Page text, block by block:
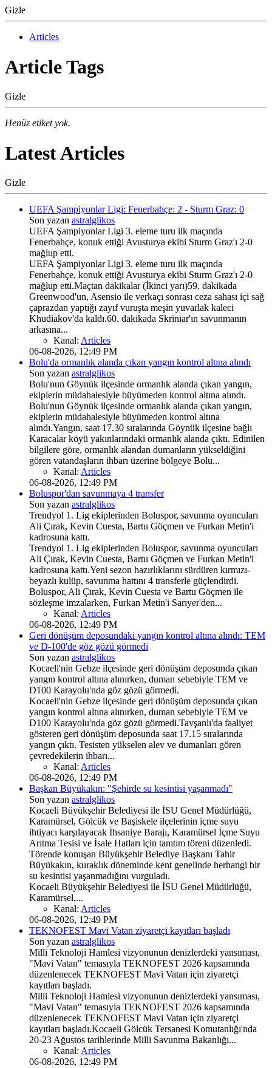
Gizle
Articles
Article Tags
Gizle
Henüz etiket yok.
Latest Articles
Gizle
UEFA Şampiyonlar Ligi: Fenerbahçe: 2 - Sturm Graz: 0
Son yazan astralglikos
UEFA Şampiyonlar Ligi 3. eleme turu ilk maçında
Fenerbahçe, konuk ettiği Avusturya ekibi Sturm Graz'ı 2-0
mağlup etti.
UEFA Şampiyonlar Ligi 3. eleme turu ilk maçında
Fenerbahçe, konuk ettiği Avusturya ekibi Sturm Graz'ı 2-0
mağlup etti.Maçtan dakikalar (İkinci yarı)59. dakikada
Greenwood'un, Asensio ile verkaçı sonrası ceza sahası içi sağ
çaprazdan yaptığı zayıf vuruşta meşin yuvarlak kaleci
Khudiakov'da kaldı.60. dakikada Skriniar'ın savunmanın
arkasına...
Kanal: Articles
06-08-2026, 12:49 PM
Bolu'da ormanlık alanda çıkan yangın kontrol altına alındı
Son yazan astralglikos
Bolu'nun Göynük ilçesinde ormanlık alanda çıkan yangın,
ekiplerin müdahalesiyle büyümeden kontrol altına alındı.
Bolu'nun Göynük ilçesinde ormanlık alanda çıkan yangın,
ekiplerin müdahalesiyle büyümeden kontrol altına
alındı.Yangın, saat 17.30 sıralarında Göynük ilçesine bağlı
Karacalar köyü yakınlarındaki ormanlık alanda çıktı. Edinilen
bilgilere göre, ormanlık alandan dumanların yükseldiğini
gören vatandaşların ihbarı üzerine bölgeye Bolu...
Kanal: Articles
06-08-2026, 12:49 PM
Boluspor'dan savunmaya 4 transfer
Son yazan astralglikos
Trendyol 1. Lig ekiplerinden Boluspor, savunma oyuncuları
Ali Çırak, Kevin Cuesta, Bartu Göçmen ve Furkan Metin'i
kadrosuna kattı.
Trendyol 1. Lig ekiplerinden Boluspor, savunma oyuncuları
Ali Çırak, Kevin Cuesta, Bartu Göçmen ve Furkan Metin'i
kadrosuna kattı.Yeni sezon hazırlıklarını sürdüren kırmızı-
beyazlı kulüp, savunma hattını 4 transferle güçlendirdi.
Boluspor, Ali Çırak, Kevin Cuesta ve Bartu Göçmen ile
sözleşme imzalarken, Furkan Metin'i Sarıyer'den...
Kanal: Articles
06-08-2026, 12:49 PM
Geri dönüşüm deposundaki yangın kontrol altına alındı: TEM
ve D-100'de göz gözü görmedi
Son yazan astralglikos
Kocaeli'nin Gebze ilçesinde geri dönüşüm deposunda çıkan
yangın kontrol altına alınırken, duman sebebiyle TEM ve
D100 Karayolu'nda göz gözü görmedi.
Kocaeli'nin Gebze ilçesinde geri dönüşüm deposunda çıkan
yangın kontrol altına alınırken, duman sebebiyle TEM ve
D100 Karayolu'nda göz gözü görmedi.Tavşanlı'da faaliyet
gösteren geri dönüşüm deposunda saat 17.15 sıralarında
yangın çıktı. Tesisten yükselen alev ve dumanları gören
çevredekilerin ihbarı...
Kanal: Articles
06-08-2026, 12:49 PM
Başkan Büyükakın: "Şehirde su kesintisi yaşanmadı"
Son yazan astralglikos
Kocaeli Büyükşehir Belediyesi ile İSU Genel Müdürlüğü,
Karamürsel, Gölcük ve Başiskele ilçelerinin içme suyu
ihtiyacı karşılayacak İhsaniye Barajı, Karamürsel İçme Suyu
Arıtma Tesisi ve İsale Hatları için tanıtım töreni düzenledi.
Törende konuşan Büyükşehir Belediye Başkanı Tahir
Büyükakın, kuraklık döneminde kent genelinde herhangi bir
su kesintisi yaşanmadığını vurguladı.
Kocaeli Büyükşehir Belediyesi ile İSU Genel Müdürlüğü,
Karamürsel,...
Kanal: Articles
06-08-2026, 12:49 PM
TEKNOFEST Mavi Vatan ziyaretçi kayıtları başladı
Son yazan astralglikos
Milli Teknoloji Hamlesi vizyonunun denizlerdeki yansıması,
"Mavi Vatan" temasıyla TEKNOFEST 2026 kapsamında
düzenlenecek TEKNOFEST Mavi Vatan için ziyaretçi
kayıtları başladı.
Milli Teknoloji Hamlesi vizyonunun denizlerdeki yansıması,
"Mavi Vatan" temasıyla TEKNOFEST 2026 kapsamında
düzenlenecek TEKNOFEST Mavi Vatan için ziyaretçi
kayıtları başladı.Kocaeli Gölcük Tersanesi Komutanlığı'nda
20-23 Ağustos tarihlerinde Milli Savunma Bakanlığı...
Kanal: Articles
06-08-2026, 12:49 PM